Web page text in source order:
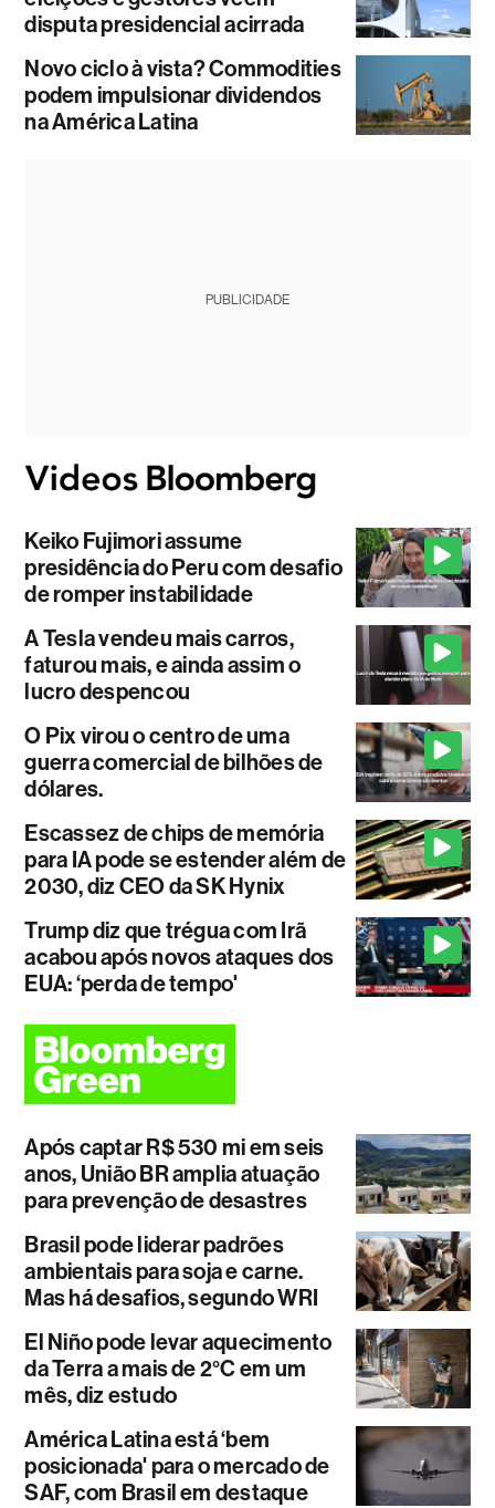
disputa presidencial acirrada
Novo ciclo à vista? Commodities
podem impulsionar dividendos
na América Latina
PUBLICIDADE
Keiko Fujimori assume
presidência do Peru com desafio
de romper instabilidade
A Tesla vendeu mais carros,
faturou mais, e ainda assim o
lucro despencou
O Pix virou o centro de uma
guerra comercial de bilhões de
dólares.
Escassez de chips de memória
para IA pode se estender além de
2030, diz CEO da SK Hynix
Trump diz que trégua com Irã
acabou após novos ataques dos
EUA: ‘perda de tempo'
Após captar R$ 530 mi em seis
anos, União BR amplia atuação
para prevenção de desastres
Brasil pode liderar padrões
ambientais para soja e carne.
Mas há desafios, segundo WRI
El Niño pode levar aquecimento
da Terra a mais de 2°C em um
mês, diz estudo
América Latina está ‘bem
posicionada' para o mercado de
SAF, com Brasil em destaque